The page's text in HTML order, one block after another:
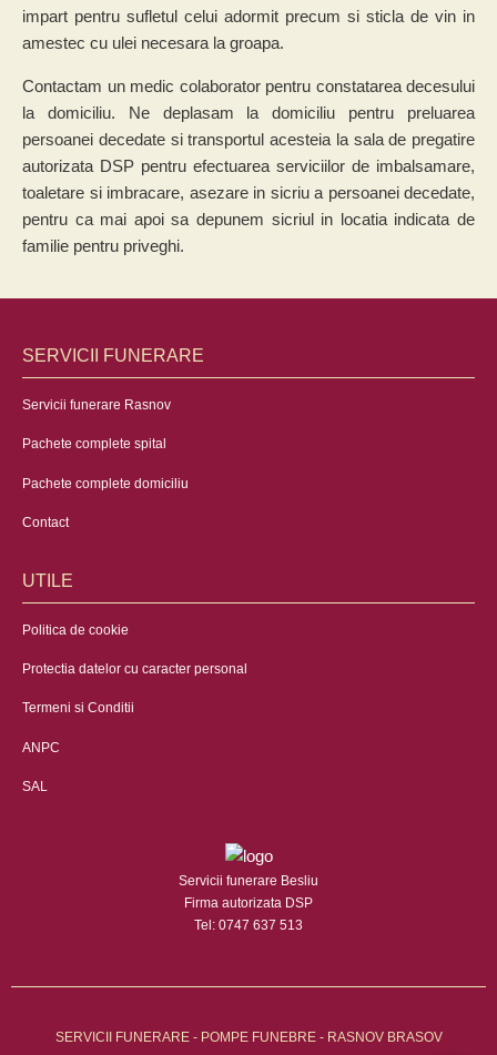
impart pentru sufletul celui adormit precum si sticla de vin in
amestec cu ulei necesara la groapa.
Contactam un medic colaborator pentru constatarea decesului
la domiciliu. Ne deplasam la domiciliu pentru preluarea
persoanei decedate si transportul acesteia la sala de pregatire
autorizata DSP pentru efectuarea serviciilor de imbalsamare,
toaletare si imbracare, asezare in sicriu a persoanei decedate,
pentru ca mai apoi sa depunem sicriul in locatia indicata de
familie pentru priveghi.
SERVICII FUNERARE
Servicii funerare Rasnov
Pachete complete spital
Pachete complete domiciliu
Contact
UTILE
Politica de cookie
Protectia datelor cu caracter personal
Termeni si Conditii
ANPC
SAL
Servicii funerare Besliu
Firma autorizata DSP
Tel: 0747 637 513
SERVICII FUNERARE - POMPE FUNEBRE - RASNOV BRASOV